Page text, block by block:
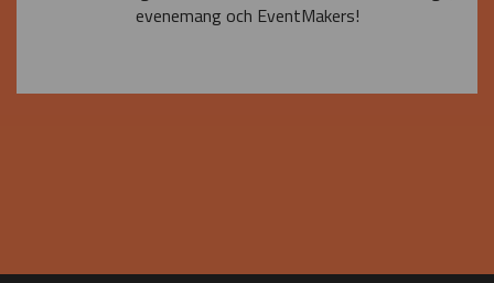
evenemang och EventMakers!